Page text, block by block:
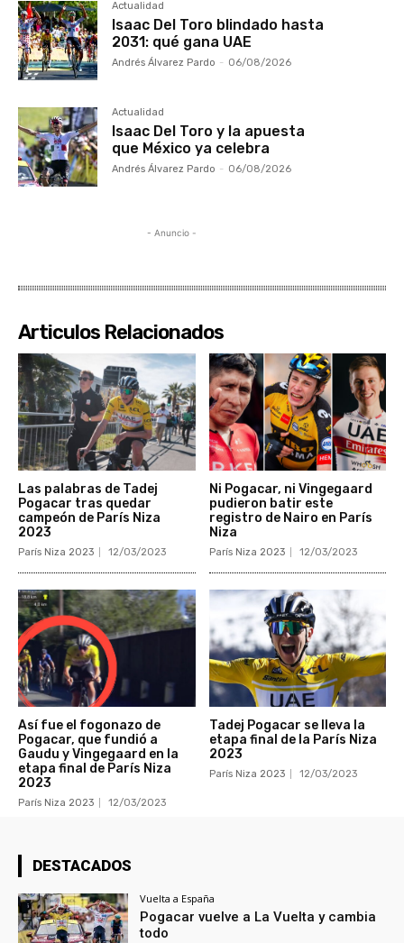
Actualidad
Isaac Del Toro blindado hasta
2031: qué gana UAE
Andrés Álvarez Pardo - 06/08/2026
Actualidad
Isaac Del Toro y la apuesta
que México ya celebra
Andrés Álvarez Pardo - 06/08/2026
- Anuncio -
Articulos Relacionados
Las palabras de Tadej
Pogacar tras quedar
campeón de París Niza
2023
París Niza 2023 12/03/2023
Ni Pogacar, ni Vingegaard
pudieron batir este
registro de Nairo en París
Niza
París Niza 2023 12/03/2023
Así fue el fogonazo de
Pogacar, que fundió a
Gaudu y Vingegaard en la
etapa final de París Niza
2023
París Niza 2023 12/03/2023
Tadej Pogacar se lleva la
etapa final de la París Niza
2023
París Niza 2023 12/03/2023
DESTACADOS
Vuelta a España
Pogacar vuelve a La Vuelta y cambia
todo